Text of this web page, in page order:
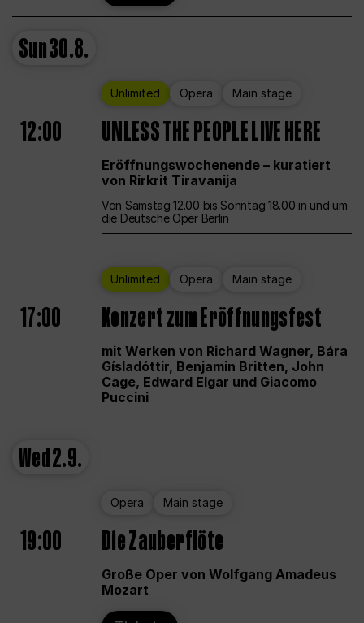
Sun30.8.
Unlimited Opera Main stage
12:00 UNLESS THE PEOPLE LIVE HERE
Eröffnungswochenende – kuratiert
von Rirkrit Tiravanija
Von Samstag 12.00 bis Sonntag 18.00 in und um
die Deutsche Oper Berlin
Unlimited Opera Main stage
17:00 Konzert zum Eröffnungsfest
mit Werken von Richard Wagner, Bára
Gísladóttir, Benjamin Britten, John
Cage, Edward Elgar und Giacomo
Puccini
Wed2.9.
Opera Main stage
19:00 Die Zauberflöte
Große Oper von Wolfgang Amadeus
Mozart